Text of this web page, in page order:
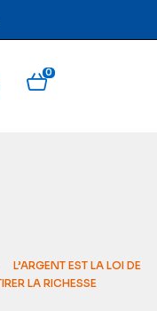
0
L’ARGENT EST LA LOI DE
LA RICHESSE